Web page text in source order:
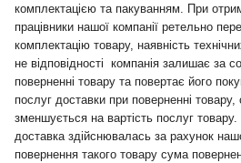
комплектацією та пакуванням. При
працівники нашої компанії ретельно
комплектацію товару, наявність
не відповідності компанія залишає за
поверненні товару та повертає його
послуг доставки при поверненні
зменшується на вартість послуг
доставка здійснювалась за рахунок
повернення такого товару сума